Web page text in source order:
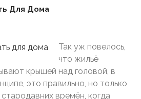
Для Дома
Так уж повелось,
что жильё
крышей над головой, в
это правильно, но только
стародавних времён, когда